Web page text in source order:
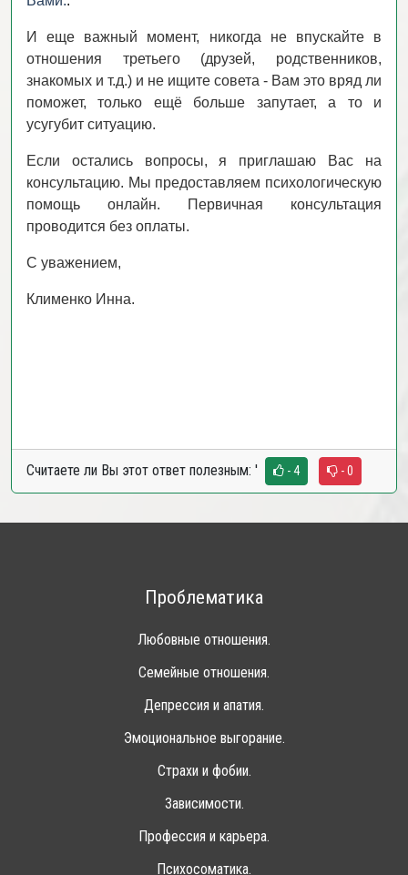
И еще важный момент, никогда не впускайте в
отношения третьего (друзей, родственников,
знакомых и т.д.) и не ищите совета - Вам это вряд ли
поможет, только ещё больше запутает, а то и
усугубит ситуацию.
Если остались вопросы, я приглашаю Вас на
консультацию. Мы предоставляем психологическую
помощь онлайн. Первичная консультация
проводится без оплаты.
С уважением,
Клименко Инна.
Считаете ли Вы этот ответ полезным: ' - 4 - 0
Проблематика
Любовные отношения.
Семейные отношения.
Депрессия и апатия.
Эмоциональное выгорание.
Страхи и фобии.
Зависимости.
Профессия и карьера.
Психосоматика.